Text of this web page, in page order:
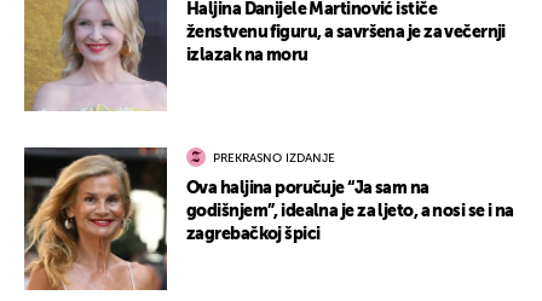
Haljina Danijele Martinović ističe
ženstvenu figuru, a savršena je za večernji
izlazak na moru
PREKRASNO IZDANJE
Ova haljina poručuje “Ja sam na
godišnjem”, idealna je za ljeto, a nosi se i na
zagrebačkoj špici